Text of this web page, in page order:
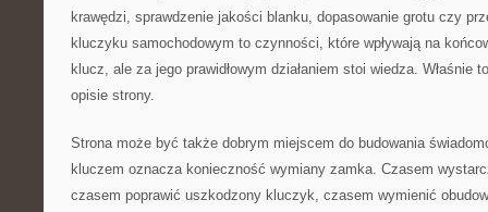
krawędzi, sprawdzenie jakości blanku, dopasowanie grotu czy
kluczyku samochodowym to czynności, które wpływają na
klucz, ale za jego prawidłowym działaniem stoi wiedza. Właśnie
opisie strony.
Strona może być także dobrym miejscem do budowania
kluczem oznacza konieczność wymiany zamka. Czasem
czasem poprawić uszkodzony kluczyk, czasem wymienić